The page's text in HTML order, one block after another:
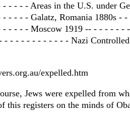
- - - - Areas in the U.S. under
- - - - Galatz, Romania 1880s -
- - - - Moscow 1919 -- - - - - - -
- - - - - - - - - - - - Nazi
expelled.htm
Jews were expelled from
this registers on the minds of